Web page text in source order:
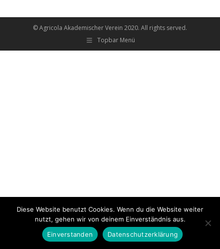
© Agricola Akademischer Verein 2020. All rights served.
Topbar Menü
Diese Website benutzt Cookies. Wenn du die Website weiter
nutzt, gehen wir von deinem Einverständnis aus.
Einverstanden
Datenschutzerklärung